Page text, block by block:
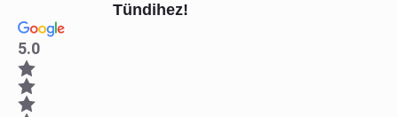
Tündihez!
5.0